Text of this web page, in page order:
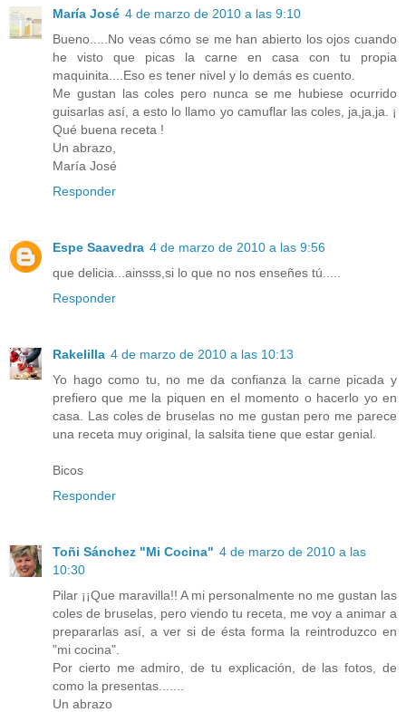
María José 4 de marzo de 2010 a las 9:10
Bueno.....No veas cómo se me han abierto los ojos cuando
he visto que picas la carne en casa con tu propia
maquinita....Eso es tener nivel y lo demás es cuento.
Me gustan las coles pero nunca se me hubiese ocurrido
guisarlas así, a esto lo llamo yo camuflar las coles, ja,ja,ja. ¡
Qué buena receta !
Un abrazo,
María José
Responder
Espe Saavedra 4 de marzo de 2010 a las 9:56
que delicia...ainsss,si lo que no nos enseñes tú.....
Responder
Rakelilla 4 de marzo de 2010 a las 10:13
Yo hago como tu, no me da confianza la carne picada y
prefiero que me la piquen en el momento o hacerlo yo en
casa. Las coles de bruselas no me gustan pero me parece
una receta muy original, la salsita tiene que estar genial.
Bicos
Responder
Toñi Sánchez "Mi Cocina" 4 de marzo de 2010 a las
10:30
Pilar ¡¡Que maravilla!! A mi personalmente no me gustan las
coles de bruselas, pero viendo tu receta, me voy a animar a
prepararlas así, a ver si de ésta forma la reintroduzco en
"mi cocina".
Por cierto me admiro, de tu explicación, de las fotos, de
como la presentas.......
Un abrazo